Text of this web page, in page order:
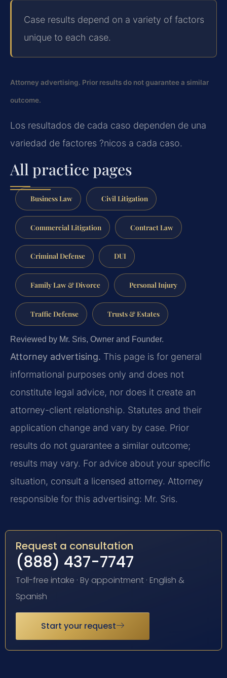
Case results depend on a variety of factors
unique to each case.
Attorney advertising. Prior results do not guarantee a similar
outcome.
Los resultados de cada caso dependen de una
variedad de factores ?nicos a cada caso.
All practice pages
Business Law Civil Litigation
Commercial Litigation Contract Law
Criminal Defense DUI
Family Law & Divorce Personal Injury
Traffic Defense Trusts & Estates
Reviewed by Mr. Sris, Owner and Founder.
Attorney advertising. This page is for general
informational purposes only and does not
constitute legal advice, nor does it create an
attorney-client relationship. Statutes and their
application change and vary by case. Prior
results do not guarantee a similar outcome;
results may vary. For advice about your specific
situation, consult a licensed attorney. Attorney
responsible for this advertising: Mr. Sris.
Request a consultation
(888) 437-7747
Toll-free intake · By appointment · English &
Spanish
Start your request